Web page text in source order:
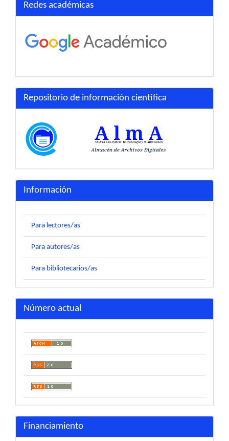
Redes académicas
Repositorio de información científica
Información
Para lectores/as
Para autores/as
Para bibliotecarios/as
Número actual
Financiamiento